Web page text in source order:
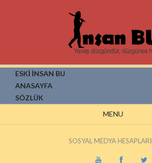
ESKİ İNSAN BU
ANASAYFA
SÖZLÜK
MENU
SOSYAL MEDYA